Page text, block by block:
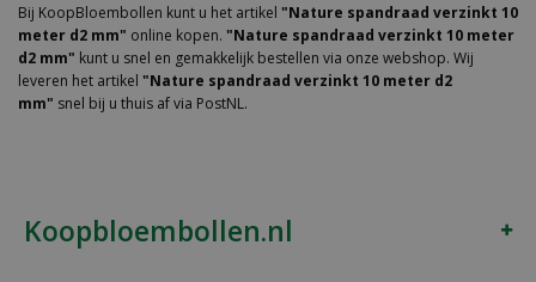
Bij KoopBloembollen kunt u het artikel "Nature spandraad verzinkt 10
meter d2 mm" online kopen. "Nature spandraad verzinkt 10 meter
d2 mm" kunt u snel en gemakkelijk bestellen via onze webshop. Wij
leveren het artikel "Nature spandraad verzinkt 10 meter d2
mm" snel bij u thuis af via PostNL.
Koopbloembollen.nl